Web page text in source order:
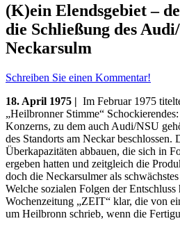
(K)ein Elendsgebiet –
die Schließung des
Neckarsulm
Schreiben Sie einen Kommentar!
18. April 1975 | Im Februar 1975
„Heilbronner Stimme“
Konzerns, zu dem auch Audi/NSU
des Standorts am Neckar beschlossen.
Überkapazitäten abbauen, die sich in
ergeben hatten und zeitgleich die
doch die Neckarsulmer als
Welche sozialen Folgen der
Wochenzeitung „ZEIT“ klar, die von
um Heilbronn schrieb, wenn die